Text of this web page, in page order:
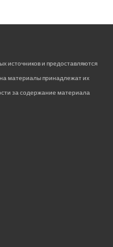
источников и предоставляются
материалы принадлежат их
за содержание материала